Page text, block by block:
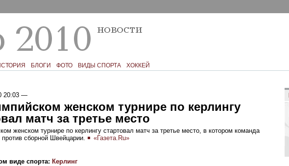
БЛОГИ ФОТО ВИДЫ СПОРТА ХОККЕЙ
20:03—
женском турнире по керлингу
матч за третье место
женском турнире по керлингу стартовал матч за третье место, в котором команда
против сборной Швейцарии.
«Газета.Ru»
виде спорта: Керлинг